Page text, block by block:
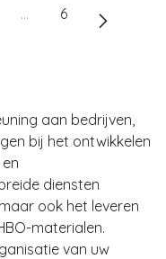
… 6
aan bedrijven,
bij het ontwikkelen
diensten
ook het leveren
materialen.
van uw